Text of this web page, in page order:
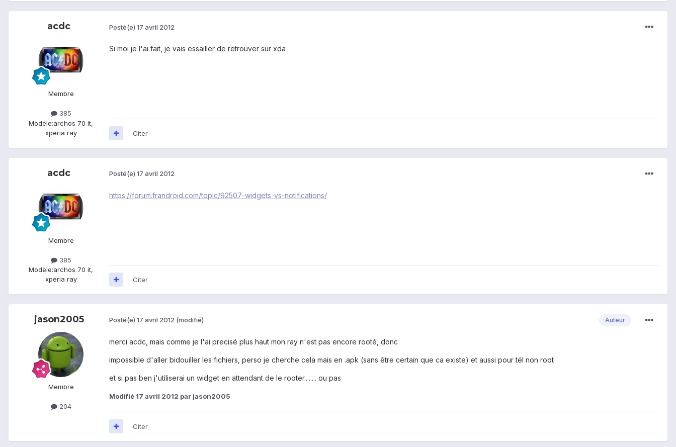
acdc
Membre
385
Modèle:archos 70 it,
xperia ray
Posté(e) 17 avril 2012
Si moi je l'ai fait, je vais essailler de retrouver sur xda
Citer
acdc
Membre
385
Modèle:archos 70 it,
xperia ray
Posté(e) 17 avril 2012
https://forum.frandroid.com/topic/92507-widgets-vs-notifications/
Citer
jason2005
Membre
204
Auteur
Posté(e) 17 avril 2012 (modifié)
merci acdc, mais comme je l'ai precisé plus haut mon ray n'est pas encore rooté, donc
impossible d'aller bidouiller les fichiers, perso je cherche cela mais en .apk (sans être certain que ca existe) et aussi pour tél non root
et si pas ben j'utiliserai un widget en attendant de le rooter........ ou pas
Modifié 17 avril 2012 par jason2005
Citer